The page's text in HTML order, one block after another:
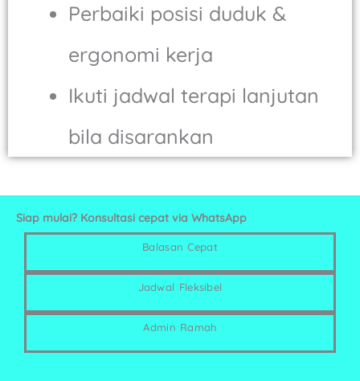
Perbaiki posisi duduk &
ergonomi kerja
Ikuti jadwal terapi lanjutan
bila disarankan
Siap mulai? Konsultasi cepat via WhatsApp
Balasan Cepat
Jadwal Fleksibel
Admin Ramah